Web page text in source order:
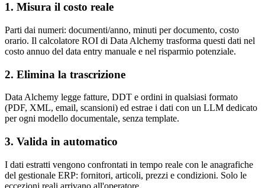
1. Misura il costo reale
Parti dai numeri: documenti/anno, minuti per documento, costo
orario. Il calcolatore ROI di Data Alchemy trasforma questi dati nel
costo annuo del data entry manuale e nel risparmio potenziale.
2. Elimina la trascrizione
Data Alchemy legge fatture, DDT e ordini in qualsiasi formato
(PDF, XML, email, scansioni) ed estrae i dati con un LLM dedicato
per ogni modello documentale, senza template.
3. Valida in automatico
I dati estratti vengono confrontati in tempo reale con le anagrafiche
del gestionale ERP: fornitori, articoli, prezzi e condizioni. Solo le
eccezioni reali arrivano all'operatore.